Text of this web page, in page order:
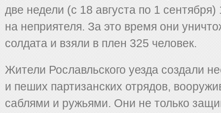
две недели (с 18 августа по 1
на неприятеля. За это время они
солдата и взяли в плен 325 человек.
Жители Рославльского уезда создали
и пеших партизанских отрядов,
саблями и ружьями. Они не только